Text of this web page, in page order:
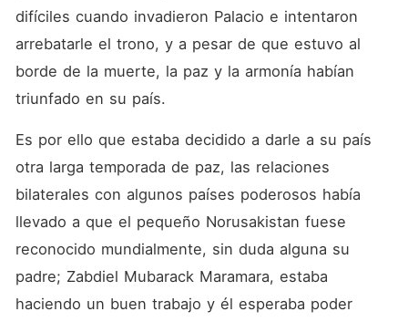
su sueño hecho realidad,
estará dispuesta a todo con
tal de conseguir el amor de
ese hombre hasta
convertirse en su esposa y
por hacer de las suyas en
Norusakistan.
difíciles cuando invadieron Palacio e intentaron
arrebatarle el trono, y a pesar de que estuvo al
borde de la muerte, la paz y la armonía habían
triunfado en su país.
Es por ello que estaba decidido a darle a su país
otra larga temporada de paz, las relaciones
bilaterales con algunos países poderosos había
llevado a que el pequeño Norusakistan fuese
reconocido mundialmente, sin duda alguna su
padre; Zabdiel Mubarack Maramara, estaba
haciendo un buen trabajo y él esperaba poder